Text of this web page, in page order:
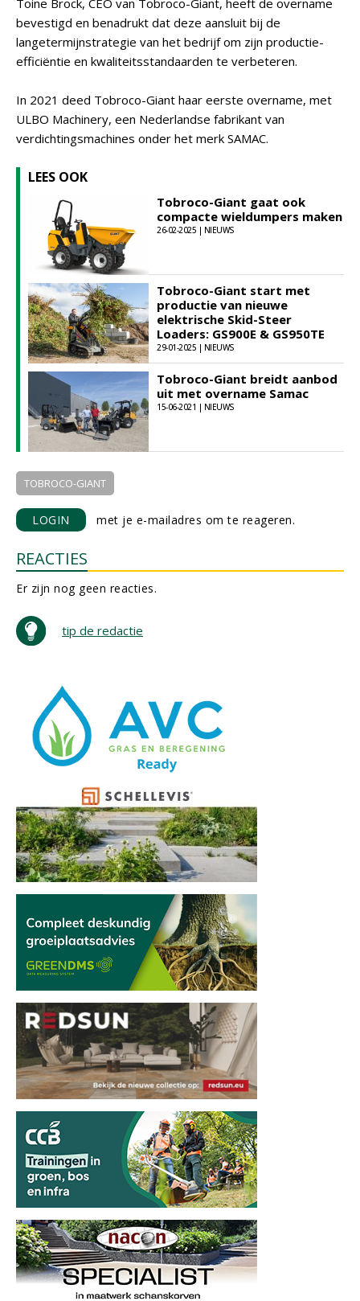
Toine Brock, CEO van Tobroco-Giant, heeft de overname
bevestigd en benadrukt dat deze aansluit bij de
langetermijnstrategie van het bedrijf om zijn productie-
efficiëntie en kwaliteitsstandaarden te verbeteren.
In 2021 deed Tobroco-Giant haar eerste overname, met
ULBO Machinery, een Nederlandse fabrikant van
verdichtingsmachines onder het merk SAMAC.
LEES OOK
Tobroco-Giant gaat ook
compacte wieldumpers maken
26-02-2025 | NIEUWS
Tobroco-Giant start met
productie van nieuwe
elektrische Skid-Steer
Loaders: GS900E & GS950TE
29-01-2025 | NIEUWS
Tobroco-Giant breidt aanbod
uit met overname Samac
15-06-2021 | NIEUWS
TOBROCO-GIANT
LOGIN met je e-mailadres om te reageren.
REACTIES
Er zijn nog geen reacties.
tip de redactie